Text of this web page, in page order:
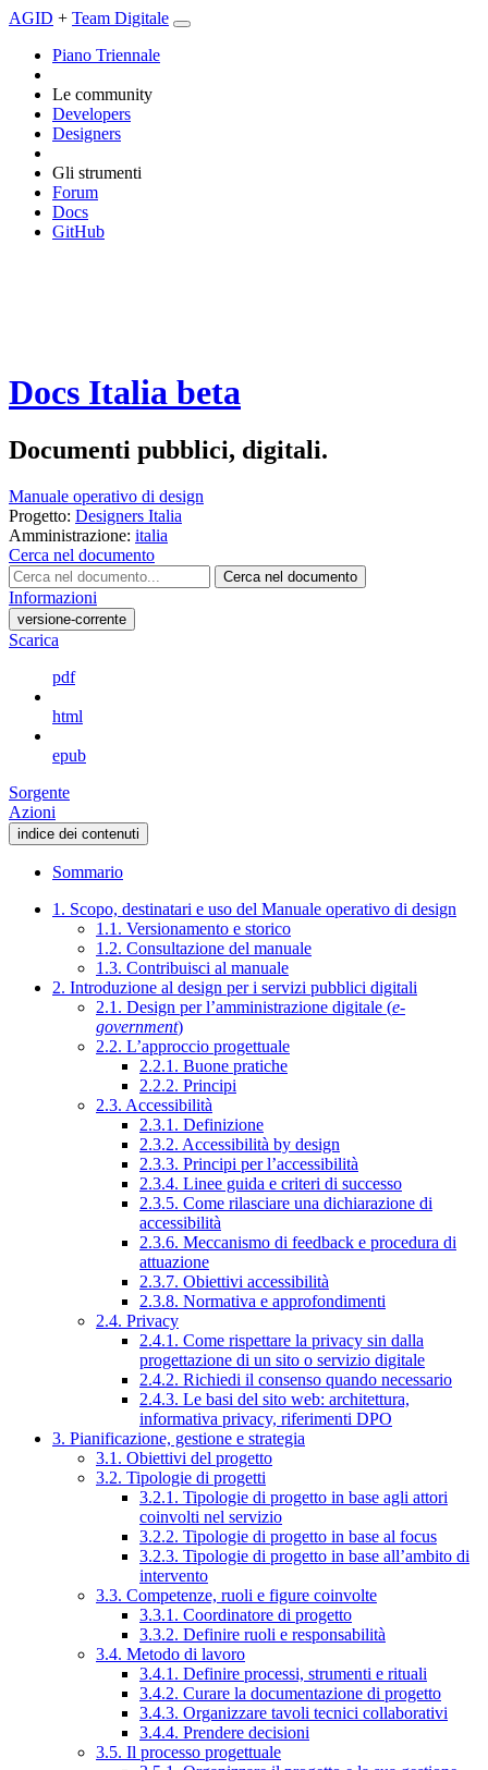
AGID + Team Digitale
Piano Triennale
Le community
Developers
Designers
Gli strumenti
Forum
Docs
GitHub
Docs Italia beta
Documenti pubblici, digitali.
Manuale operativo di design
Progetto: Designers Italia
Amministrazione: italia
Cerca nel documento
Cerca nel documento
Informazioni
versione-corrente
Scarica
pdf
html
epub
Sorgente
Azioni
indice dei contenuti
Sommario
1. Scopo, destinatari e uso del Manuale operativo di design
1.1. Versionamento e storico
1.2. Consultazione del manuale
1.3. Contribuisci al manuale
2. Introduzione al design per i servizi pubblici digitali
2.1. Design per l’amministrazione digitale (e-
government)
2.2. L’approccio progettuale
2.2.1. Buone pratiche
2.2.2. Principi
2.3. Accessibilità
2.3.1. Definizione
2.3.2. Accessibilità by design
2.3.3. Principi per l’accessibilità
2.3.4. Linee guida e criteri di successo
2.3.5. Come rilasciare una dichiarazione di
accessibilità
2.3.6. Meccanismo di feedback e procedura di
attuazione
2.3.7. Obiettivi accessibilità
2.3.8. Normativa e approfondimenti
2.4. Privacy
2.4.1. Come rispettare la privacy sin dalla
progettazione di un sito o servizio digitale
2.4.2. Richiedi il consenso quando necessario
2.4.3. Le basi del sito web: architettura,
informativa privacy, riferimenti DPO
3. Pianificazione, gestione e strategia
3.1. Obiettivi del progetto
3.2. Tipologie di progetti
3.2.1. Tipologie di progetto in base agli attori
coinvolti nel servizio
3.2.2. Tipologie di progetto in base al focus
3.2.3. Tipologie di progetto in base all’ambito di
intervento
3.3. Competenze, ruoli e figure coinvolte
3.3.1. Coordinatore di progetto
3.3.2. Definire ruoli e responsabilità
3.4. Metodo di lavoro
3.4.1. Definire processi, strumenti e rituali
3.4.2. Curare la documentazione di progetto
3.4.3. Organizzare tavoli tecnici collaborativi
3.4.4. Prendere decisioni
3.5. Il processo progettuale